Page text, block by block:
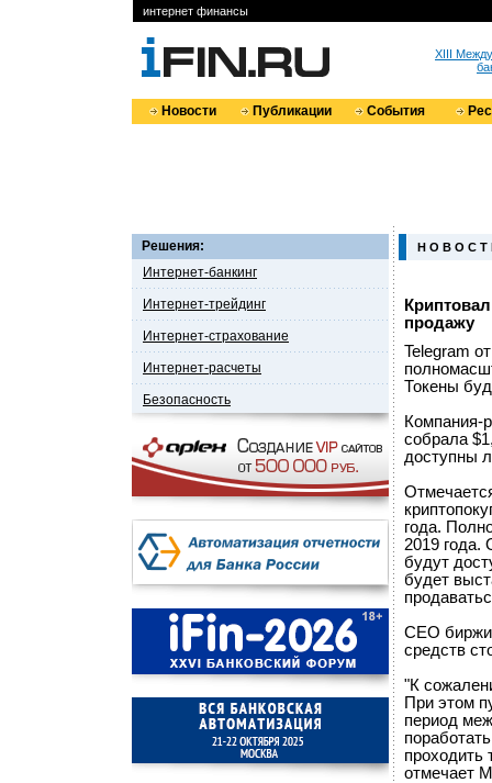
интернет финансы
XIII
Новости Публикации События
Решения:
Интернет-банкинг
Интернет-трейдинг
Интернет-страхование
Интернет-расчеты
Безопасность
Н О В О С Т
продажу
Telegram
Токены
Компания-
собрала
доступны
года.
2019 года.
будут
будет
CEO
средств
"К
При этом
период
проходить
отмечает